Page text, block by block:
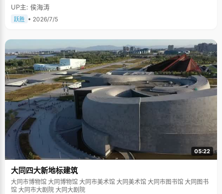
UP主: 侯海涛
跃胜 • 2026/7/5
05:22
大同四大新地标建筑
大同市博物馆 大同博物馆 大同市美术馆 大同美术馆 大同市图书馆 大同图书
馆 大同市大剧院 大同大剧院